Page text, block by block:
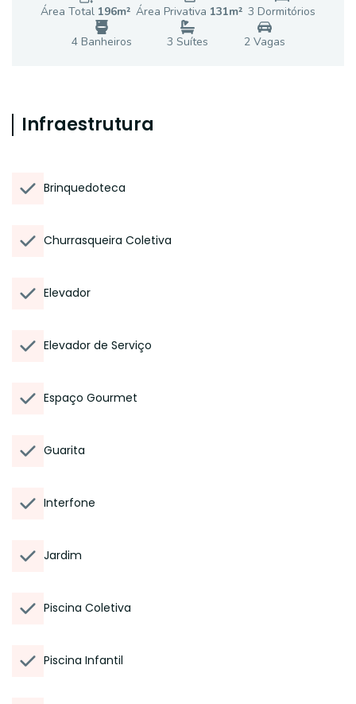
Área Total 196m² Área Privativa 131m² 3 Dormitórios
4Banheiros 3 Suítes 2Vagas
Infraestrutura
Brinquedoteca
Churrasqueira Coletiva
Elevador
Elevador de Serviço
Espaço Gourmet
Guarita
Interfone
Jardim
Piscina Coletiva
Piscina Infantil